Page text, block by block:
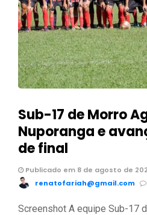
Sub-17 de Morro
Nuporanga e
de final
Publicado em 8 de agosto de
renatofariah@gmail.com
Screenshot A equipe Sub-17